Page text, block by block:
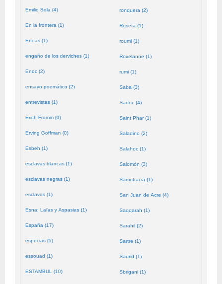
Emilio Sola (4)
En la frontera (1)
Eneas (1)
engaño de los derviches (1)
Enoc (2)
ensayo poemático (2)
entrevistas (1)
Erich Fromm (0)
Erving Goffman (0)
Esbeh (1)
esclavas blancas (1)
esclavas negras (1)
esclavos (1)
Esna; Laïas y Aspasias (1)
España (17)
especias (5)
essouad (1)
ESTAMBUL (10)
ronquera (2)
Roseta (1)
roumi (1)
Roxelanne (1)
rumi (1)
Saba (3)
Sadoc (4)
Saint Phar (1)
Saladino (2)
Salahoc (1)
Salomón (3)
Samotracia (1)
San Juan de Acre (4)
Saqqarah (1)
Sarahil (2)
Sartre (1)
Saurid (1)
Sbrigani (1)